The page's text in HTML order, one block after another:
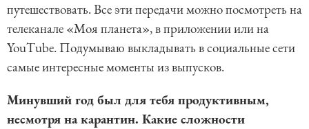
путешествовать. Все эти передачи можно посмотреть на
телеканале «Моя планета», в приложении или на
YouTube. Подумываю выкладывать в социальные сети
самые интересные моменты из выпусков.
Минувший год был для тебя продуктивным,
несмотря на карантин. Какие сложности